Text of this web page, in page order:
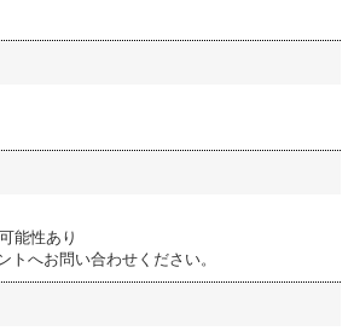
能性あり
へお問い合わせください。